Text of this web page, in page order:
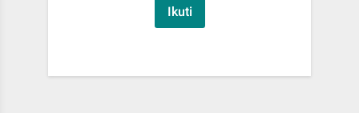
Ikuti